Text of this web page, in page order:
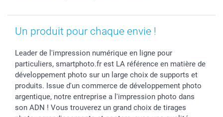
Un produit pour chaque envie !
Leader de l'impression numérique en ligne pour
particuliers, smartphoto.fr est LA référence en matière de
développement photo sur un large choix de supports et
produits. Issue d'un commerce de développement photo
argentique, notre entreprise a l'impression photo dans
son ADN ! Vous trouverez un grand choix de tirages